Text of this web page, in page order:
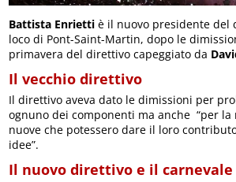
Battista Enrietti è il nuovo presidente del
loco di Pont-Saint-Martin, dopo le
primavera del direttivo capeggiato da
Il vecchio direttivo
Il direttivo aveva dato le dimissioni per
ognuno dei componenti ma anche “per la
nuove che potessero dare il loro
idee”.
Il nuovo direttivo e il carnevale